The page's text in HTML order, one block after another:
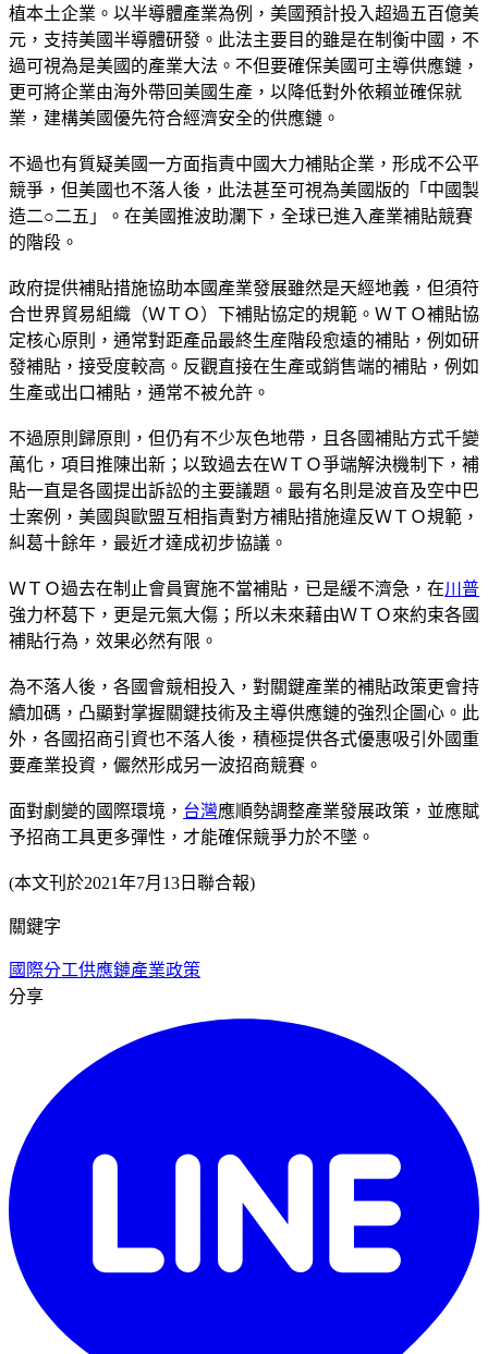
植本土企業。以半導體產業為例，美國預計投入超過五百億美
元，支持美國半導體研發。此法主要目的雖是在制衡中國，不
過可視為是美國的產業大法。不但要確保美國可主導供應鏈，
更可將企業由海外帶回美國生產，以降低對外依賴並確保就
業，建構美國優先符合經濟安全的供應鏈。
不過也有質疑美國一方面指責中國大力補貼企業，形成不公平
競爭，但美國也不落人後，此法甚至可視為美國版的「中國製
造二○二五」。在美國推波助瀾下，全球已進入產業補貼競賽
的階段。
政府提供補貼措施協助本國產業發展雖然是天經地義，但須符
合世界貿易組織（ＷＴＯ）下補貼協定的規範。ＷＴＯ補貼協
定核心原則，通常對距產品最終生産階段愈遠的補貼，例如研
發補貼，接受度較高。反觀直接在生產或銷售端的補貼，例如
生產或出口補貼，通常不被允許。
不過原則歸原則，但仍有不少灰色地帶，且各國補貼方式千變
萬化，項目推陳出新；以致過去在ＷＴＯ爭端解決機制下，補
貼一直是各國提出訴訟的主要議題。最有名則是波音及空中巴
士案例，美國與歐盟互相指責對方補貼措施違反ＷＴＯ規範，
糾葛十餘年，最近才達成初步協議。
ＷＴＯ過去在制止會員實施不當補貼，已是緩不濟急，在川普
強力杯葛下，更是元氣大傷；所以未來藉由ＷＴＯ來約束各國
補貼行為，效果必然有限。
為不落人後，各國會競相投入，對關鍵產業的補貼政策更會持
續加碼，凸顯對掌握關鍵技術及主導供應鏈的強烈企圖心。此
外，各國招商引資也不落人後，積極提供各式優惠吸引外國重
要產業投資，儼然形成另一波招商競賽。
面對劇變的國際環境， 台灣應順勢調整產業發展政策，並應賦
予招商工具更多彈性，才能確保競爭力於不墜。
(本文刊於2021年7月13日聯合報)
關鍵字
國際分工供應鏈產業政策
分享